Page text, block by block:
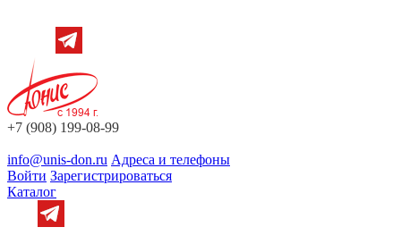
+7 (908) 199-08-99
info@unis-don.ru Адреса и телефоны
Войти Зарегистрироваться
Каталог